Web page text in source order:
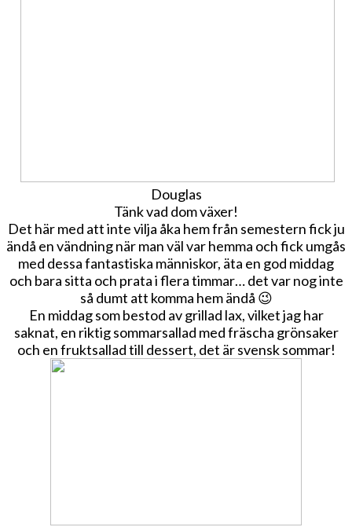
Douglas
Tänk vad dom växer!
Det här med att inte vilja åka hem från semestern fick ju
ändå en vändning när man väl var hemma och fick umgås
med dessa fantastiska människor, äta en god middag
och bara sitta och prata i flera timmar… det var nog inte
så dumt att komma hem ändå 😉
En middag som bestod av grillad lax, vilket jag har
saknat, en riktig sommarsallad med fräscha grönsaker
och en fruktsallad till dessert, det är svensk sommar!